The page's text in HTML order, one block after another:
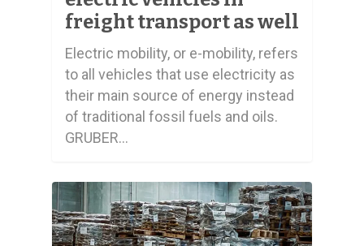
freight transport as well
Electric mobility, or e-mobility, refers
to all vehicles that use electricity as
their main source of energy instead
of traditional fossil fuels and oils.
GRUBER…
0